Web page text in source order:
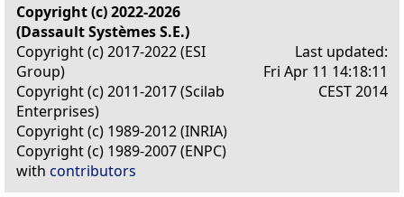
Copyright (c) 2022-2026
(Dassault Systèmes S.E.)
Copyright (c) 2017-2022 (ESI
Group)
Copyright (c) 2011-2017 (Scilab
Enterprises)
Copyright (c) 1989-2012 (INRIA)
Copyright (c) 1989-2007 (ENPC)
with contributors
Last updated:
Fri Apr 11 14:18:11
CEST 2014